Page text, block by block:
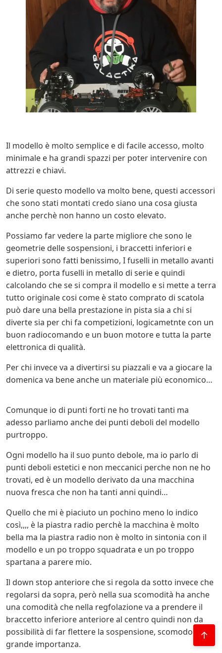
Il modello è molto semplice e di facile accesso, molto
minimale e ha grandi spazzi per poter intervenire con
attrezzi e chiavi.
Di serie questo modello va molto bene, questi accessori
che sono stati montati credo siano una cosa giusta
anche perchè non hanno un costo elevato.
Possiamo far vedere la parte migliore che sono le
geometrie delle sospensioni, i braccetti inferiori e
superiori sono fatti benissimo, I fuselli in metallo avanti
e dietro, porta fuselli in metallo di serie e quindi
calcolando che se si compra il modello e si mette a terra
tutto originale cosi come è stato comprato di scatola
può dare una bella prestazione in pista sia a chi si
diverte sia per chi fa competizioni, logicametnte con un
buon radiocomando e un buon motore e tutta la parte
elettronica di qualità.
Per chi invece va a divertirsi su piazzali e va a giocare la
domenica va bene anche un materiale più economico…
Comunque io di punti forti ne ho trovati tanti ma
adesso parliamo anche dei punti deboli del modello
purtroppo.
Ogni modello ha il suo punto debole, ma io parlo di
punti deboli estetici e non meccanici perche non ne ho
trovati, ed è un modello derivato da una macchina
nuova fresca che non ha tanti anni quindi…
Quello che mi è piaciuto un pochino meno lo indico
così,,,, è la piastra radio perchè la macchina è molto
bella ma la piastra radio non è molto in sintonia con il
modello e un po troppo squadrata e un po troppo
spartana a parere mio.
Il down stop anteriore che si regola da sotto invece che
regolarsi da sopra, però nella sua scomodità ha anche
una comodità che nella regfolazione va a prendere il
braccetto inferiore anteriore al centro quindi non da
possibilità di far flettere la sospensione, scomodo ma di
grande importanza.
↑